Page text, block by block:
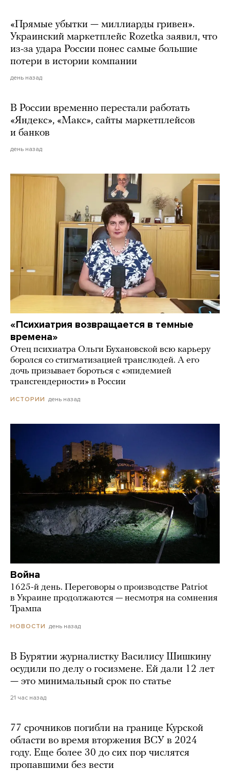
«Прямые убытки — миллиарды гривен».
Украинский маркетплейс Rozetka заявил, что
из-за удара России понес самые большие
потери в истории компании
день назад
В России временно перестали работать
«Яндекс», «Макс», сайты маркетплейсов
и банков
день назад
«Психиатрия возвращается в темные
времена»
Отец психиатра Ольги Бухановской всю карьеру
боролся со стигматизацией транслюдей. А его
дочь призывает бороться с «эпидемией
трансгендерности» в России
ИСТОРИИ день назад
Война
1625-й день. Переговоры о производстве Patriot
в Украине продолжаются — несмотря на сомнения
Трампа
НОВОСТИ день назад
В Бурятии журналистку Василису Шишкину
осудили по делу о госизмене. Ей дали 12 лет
— это минимальный срок по статье
21 час назад
77 срочников погибли на границе Курской
области во время вторжения ВСУ в 2024
году. Еще более 30 до сих пор числятся
пропавшими без вести